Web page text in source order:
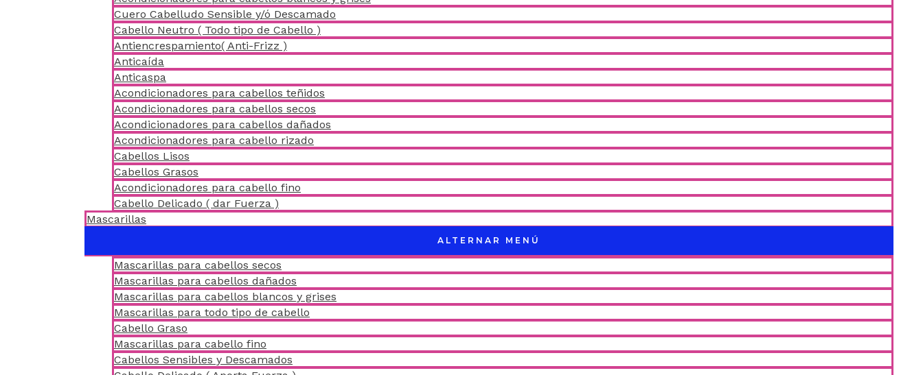
Cuero Cabelludo Sensible y/ó Descamado
Cabello Neutro ( Todo tipo de Cabello )
Antiencrespamiento( Anti-Frizz )
Anticaída
Anticaspa
Acondicionadores para cabellos teñidos
Acondicionadores para cabellos secos
Acondicionadores para cabellos dañados
Acondicionadores para cabello rizado
Cabellos Lisos
Cabellos Grasos
Acondicionadores para cabello fino
Cabello Delicado ( dar Fuerza )
Mascarillas
ALTERNAR MENÚ
Mascarillas para cabellos secos
Mascarillas para cabellos dañados
Mascarillas para cabellos blancos y grises
Mascarillas para todo tipo de cabello
Cabello Graso
Mascarillas para cabello fino
Cabellos Sensibles y Descamados